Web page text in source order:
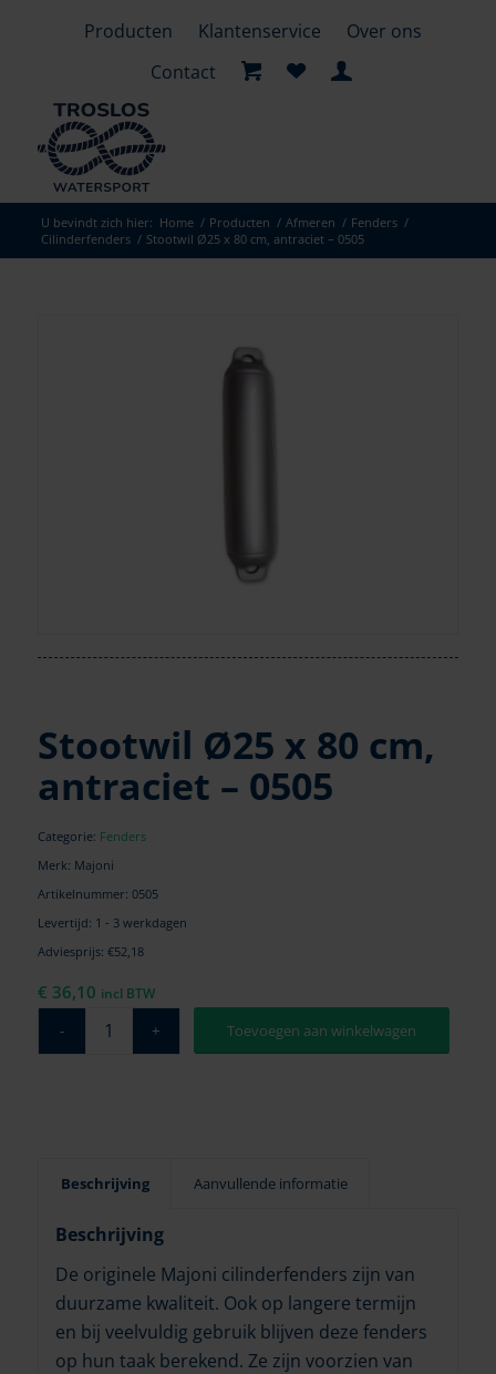
Producten Klantenservice
Over ons
Contact
U bevindt zich hier: Home / Producten / Afmeren / Fenders /
Cilinderfenders / Stootwil Ø25 x 80 cm, antraciet – 0505
Stootwil Ø25 x 80 cm,
antraciet – 0505
Categorie: Fenders
Merk: Majoni
Artikelnummer: 0505
Levertijd: 1 - 3 werkdagen
Adviesprijs: €52,18
€ 36,10 incl BTW
Toevoegen aan winkelwagen
Beschrijving Aanvullende informatie
Beschrijving
De originele Majoni cilinderfenders zijn van
duurzame kwaliteit. Ook op langere termijn
en bij veelvuldig gebruik blijven deze fenders
op hun taak berekend. Ze zijn voorzien van